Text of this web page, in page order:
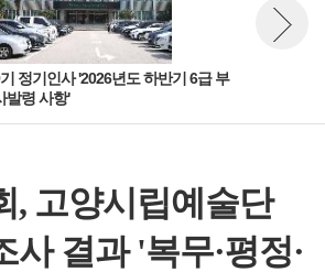
정기인사 '2026년도 하반기 6급 부
발령 사항'
, 고양시립예술단
사 결과 '복무·평정·